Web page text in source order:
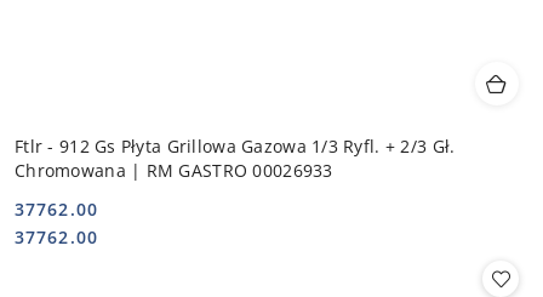
Ftlr - 912 Gs Płyta Grillowa Gazowa 1/3 Ryfl. + 2/3 Gł.
Chromowana | RM GASTRO 00026933
Cena:
37762.00
Cena:
37762.00